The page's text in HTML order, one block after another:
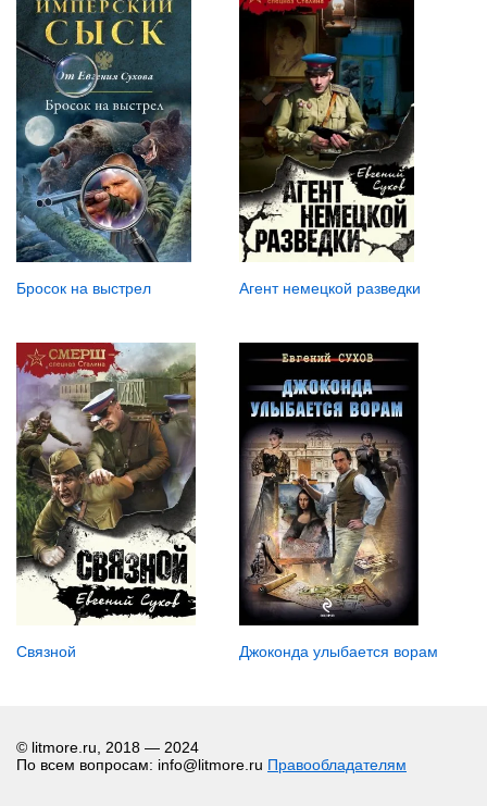
Бросок на выстрел Агент немецкой разведки
Связной Джоконда улыбается ворам
© litmore.ru, 2018 — 2024
По всем вопросам: info@litmore.ru Правообладателям